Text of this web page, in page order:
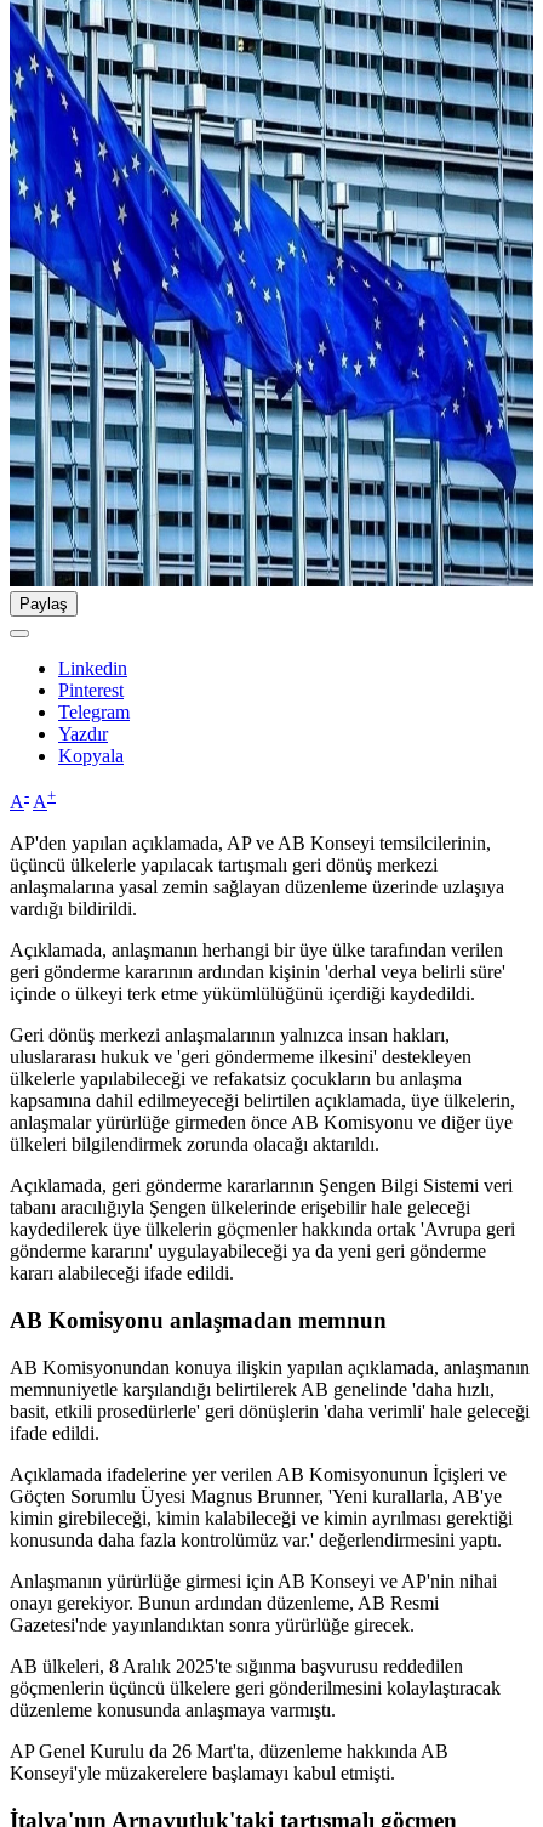
Paylaş
Linkedin
Pinterest
Telegram
Yazdır
Kopyala
A- A+
AP'den yapılan açıklamada, AP ve AB Konseyi temsilcilerinin,
üçüncü ülkelerle yapılacak tartışmalı geri dönüş merkezi
anlaşmalarına yasal zemin sağlayan düzenleme üzerinde uzlaşıya
vardığı bildirildi.
Açıklamada, anlaşmanın herhangi bir üye ülke tarafından verilen
geri gönderme kararının ardından kişinin 'derhal veya belirli süre'
içinde o ülkeyi terk etme yükümlülüğünü içerdiği kaydedildi.
Geri dönüş merkezi anlaşmalarının yalnızca insan hakları,
uluslararası hukuk ve 'geri göndermeme ilkesini' destekleyen
ülkelerle yapılabileceği ve refakatsiz çocukların bu anlaşma
kapsamına dahil edilmeyeceği belirtilen açıklamada, üye ülkelerin,
anlaşmalar yürürlüğe girmeden önce AB Komisyonu ve diğer üye
ülkeleri bilgilendirmek zorunda olacağı aktarıldı.
Açıklamada, geri gönderme kararlarının Şengen Bilgi Sistemi veri
tabanı aracılığıyla Şengen ülkelerinde erişebilir hale geleceği
kaydedilerek üye ülkelerin göçmenler hakkında ortak 'Avrupa geri
gönderme kararını' uygulayabileceği ya da yeni geri gönderme
kararı alabileceği ifade edildi.
AB Komisyonu anlaşmadan memnun
AB Komisyonundan konuya ilişkin yapılan açıklamada, anlaşmanın
memnuniyetle karşılandığı belirtilerek AB genelinde 'daha hızlı,
basit, etkili prosedürlerle' geri dönüşlerin 'daha verimli' hale geleceği
ifade edildi.
Açıklamada ifadelerine yer verilen AB Komisyonunun İçişleri ve
Göçten Sorumlu Üyesi Magnus Brunner, 'Yeni kurallarla, AB'ye
kimin girebileceği, kimin kalabileceği ve kimin ayrılması gerektiği
konusunda daha fazla kontrolümüz var.' değerlendirmesini yaptı.
Anlaşmanın yürürlüğe girmesi için AB Konseyi ve AP'nin nihai
onayı gerekiyor. Bunun ardından düzenleme, AB Resmi
Gazetesi'nde yayınlandıktan sonra yürürlüğe girecek.
AB ülkeleri, 8 Aralık 2025'te sığınma başvurusu reddedilen
göçmenlerin üçüncü ülkelere geri gönderilmesini kolaylaştıracak
düzenleme konusunda anlaşmaya varmıştı.
AP Genel Kurulu da 26 Mart'ta, düzenleme hakkında AB
Konseyi'yle müzakerelere başlamayı kabul etmişti.
İtalya'nın Arnavutluk'taki tartışmalı göçmen